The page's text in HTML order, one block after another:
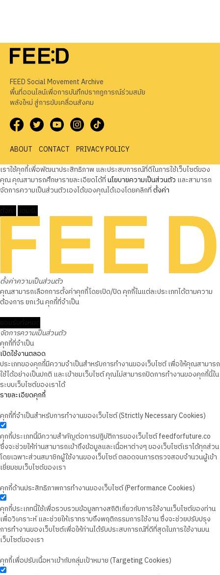
FEED Social Movement Archive
พื้นที่ออนไลน์เพื่อการบันทึกปรากฏการณ์ร่วมสมัย
พลังใหม่ สู่การขับเคลื่อนสังคม
ABOUT CONTACT
PRIVACY POLICY
เราใช้คุกกี้เพื่อพัฒนาประสิทธิภาพ และประสบการณ์ที่ดีในการใช้เว็บไซต์ของ
คุณ คุณสามารถศึกษารายละเอียดได้ที่นโยบายความเป็นส่วนตัว และสามารถ
จัดการความเป็นส่วนตัวเองได้ของคุณได้เองโดยคลิกที่ตั้งค่า
ตั้งค่าความเป็นส่วนตัว
คุณสามารถเลือกการตั้งค่าคุกกี้โดยเปิด/ปิด คุกกี้ในแต่ละประเภทได้ตามความ
ต้องการ ยกเว้น คุกกี้ที่จำเป็น
จัดการความเป็นส่วนตัว
คุกกี้ที่จำเป็น
เปิดใช้งานตลอด
ประเภทของคุกกี้มีความจำเป็นสำหรับการทำงานของเว็บไซต์ เพื่อให้คุณสามารถ
ใช้ได้อย่างเป็นปกติ และเข้าชมเว็บไซต์ คุณไม่สามารถปิดการทำงานของคุกกี้นี้ใน
ระบบเว็บไซต์ของเราได้
รายละเอียดคุกกี้
คุกกี้ที่จำเป็นสำหรับการทำงานของเว็บไซต์ (Strictly Necessary Cookies)
คุกกี้ประเภทนี้มีความสำคัญต่อการปฏิบัติการของเว็บไซต์ feedforfuture.co
ซึ่งจะช่วยให้ท่านสามารถเข้าถึงข้อมูลและเนื้อหาต่างๆ ของเว็บไซต์เราได้ทุกส่วน
โดยเฉพาะส่วนสมาชิกผู้ใช้งานของเว็บไซต์ ตลอดจนการตรวจสอบจำนวนผู้เข้า
เยี่ยมชมเว็บไซต์ของเรา
คุกกี้ด้านประสิทธิภาพการทำงานของเว็บไซต์ (Performance Cookies)
คุกกี้ประเภทนี้ใช้เพื่อรวบรวมข้อมูลทางสถิติเกี่ยวกับการใช้งานเว็บไซต์ของท่าน
เพื่อวิเคราะห์ และช่วยให้เราทราบถึงพฤติกรรมการใช้งาน ซึ่งจะช่วยปรับปรุง
การทำงานของเว็บไซต์เพื่อให้ท่านได้รับประสบการณ์ที่ดีที่สุดในการใช้งานบน
เว็บไซต์ของเรา
คุกกี้เพื่อปรับเนื้อหาเข้ากับกลุ่มเป้าหมาย (Targeting Cookies)